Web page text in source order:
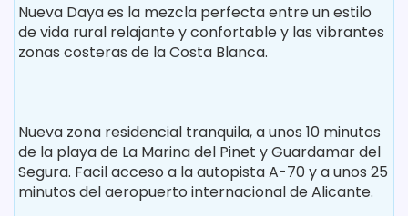
Nueva Daya es la mezcla perfecta entre un estilo
de vida rural relajante y confortable y las vibrantes
zonas costeras de la Costa Blanca.
Nueva zona residencial tranquila, a unos 10 minutos
de la playa de La Marina del Pinet y Guardamar del
Segura. Facil acceso a la autopista A-70 y a unos 25
minutos del aeropuerto internacional de Alicante.